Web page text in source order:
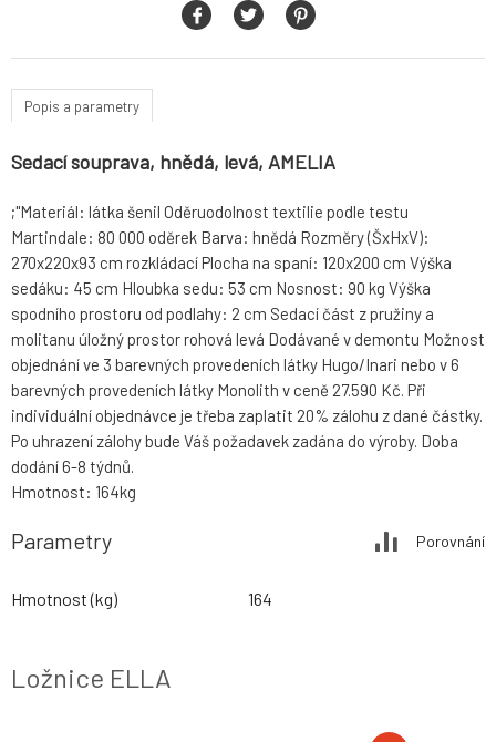
Popis a parametry
Sedací souprava, hnědá, levá, AMELIA
;"Materiál: látka šenil Oděruodolnost textilie podle testu
Martindale: 80 000 oděrek Barva: hnědá Rozměry (ŠxHxV):
270x220x93 cm rozkládací Plocha na spaní: 120x200 cm Výška
sedáku: 45 cm Hloubka sedu: 53 cm Nosnost: 90 kg Výška
spodního prostoru od podlahy: 2 cm Sedací část z pružiny a
molitanu úložný prostor rohová levá Dodávané v demontu Možnost
objednání ve 3 barevných provedeních látky Hugo/Inari nebo v 6
barevných provedeních látky Monolith v ceně 27.590 Kč. Při
individuální objednávce je třeba zaplatit 20% zálohu z dané částky.
Po uhrazení zálohy bude Váš požadavek zadána do výroby. Doba
dodání 6-8 týdnů.
Hmotnost: 164kg
Parametry Porovnání
Hmotnost (kg) 164
Ložnice ELLA